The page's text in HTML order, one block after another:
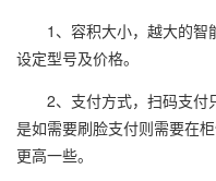
1、容积大小，越大的智
设定型号及价格。
2、支付方式，扫码支付
是如需要刷脸支付则需要在
更高一些。